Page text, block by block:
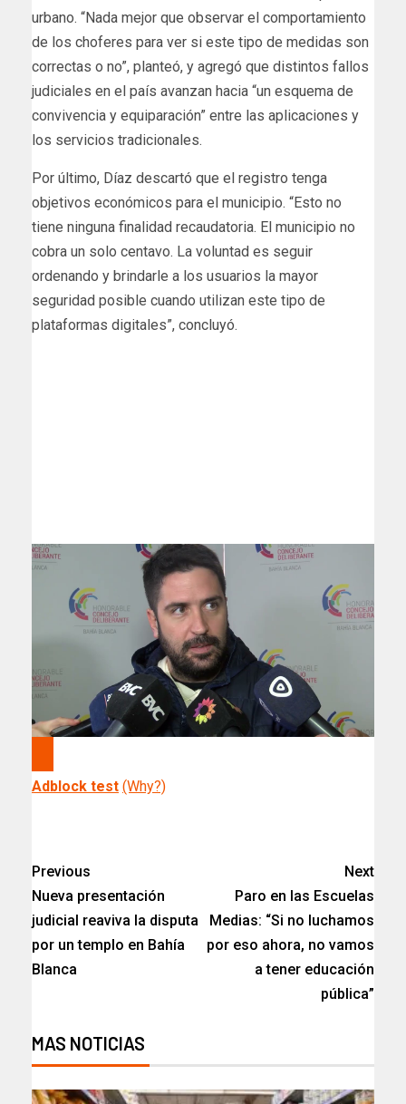
urbano. “Nada mejor que observar el comportamiento
de los choferes para ver si este tipo de medidas son
correctas o no”, planteó, y agregó que distintos fallos
judiciales en el país avanzan hacia “un esquema de
convivencia y equiparación” entre las aplicaciones y
los servicios tradicionales.
Por último, Díaz descartó que el registro tenga
objetivos económicos para el municipio. “Esto no
tiene ninguna finalidad recaudatoria. El municipio no
cobra un solo centavo. La voluntad es seguir
ordenando y brindarle a los usuarios la mayor
seguridad posible cuando utilizan este tipo de
plataformas digitales”, concluyó.
Adblock test (Why?)
Previous
Nueva presentación
judicial reaviva la disputa
por un templo en Bahía
Blanca​
Next
Paro en las Escuelas
Medias: “Si no luchamos
por eso ahora, no vamos
a tener educación
pública”​
MAS NOTICIAS